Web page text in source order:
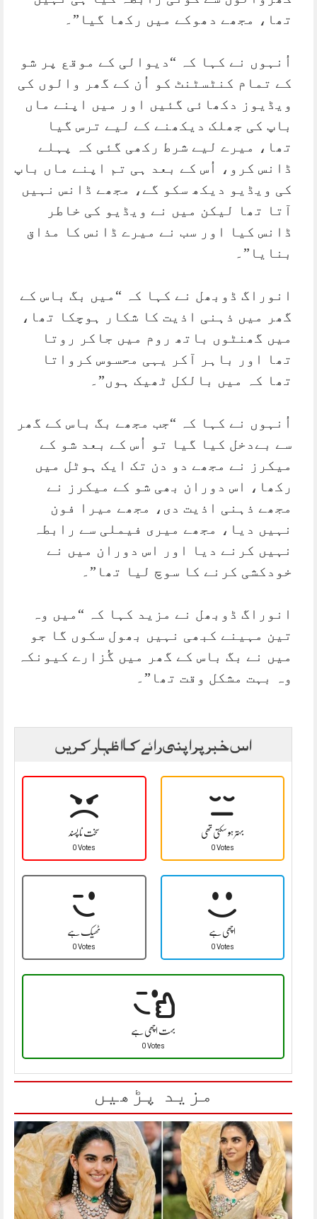
تھا، مجھے دھوکے میں رکھا گیا”۔
اُنہوں نے کہا کہ “دیوالی کے موقع پر شو
کے تمام کنٹسٹنٹ کو اُن کے گھر والوں کی
ویڈیوز دکھائی گئیں اور میں اپنے ماں
باپ کی جھلک دیکھنے کے لیے ترس گیا
تھا، میرے لیے شرط رکھی گئی کہ پہلے
ڈانس کرو، اُس کے بعد ہی تم اپنے ماں باپ
کی ویڈیو دیکھ سکو گے، مجھے ڈانس نہیں
آتا تھا لیکن میں نے ویڈیو کی خاطر
ڈانس کیا اور سب نے میرے ڈانس کا مذاق
بنایا”۔
انوراگ ڈوبھل نے کہا کہ “میں بگ باس کے
گھر میں ذہنی اذیت کا شکار ہوچکا تھا،
میں گھنٹوں باتھ روم میں جاکر روتا
تھا اور باہر آکر یہی محسوس کرواتا
تھا کہ میں بالکل ٹھیک ہوں”۔
اُنہوں نے کہا کہ “جب مجھے بگ باس کے گھر
سے بےدخل کیا گیا تو اُس کے بعد شو کے
میکرز نے مجھے دو دن تک ایک ہوٹل میں
رکھا، اس دوران بھی شو کے میکرز نے
مجھے ذہنی اذیت دی، مجھے میرا فون
نہیں دیا، مجھے میری فیملی سے رابطہ
نہیں کرنے دیا اور اس دوران میں نے
خودکشی کرنے کا سوچ لیا تھا”۔
انوراگ ڈوبھل نے مزید کہا کہ “میں وہ
تین مہینے کبھی نہیں بھول سکوں گا جو
میں نے بگ باس کے گھر میں گُزارے کیونکہ
وہ بہت مشکل وقت تھا”۔
اس خبر پر اپنی رائے کا اظہار کریں
سخت نا پسند
0 Votes
بہتر ہو سکتی تھی
0 Votes
ٹھیک ہے
0 Votes
اچھی ہے
0 Votes
بہت اچھی ہے
0 Votes
مزید پڑھیں